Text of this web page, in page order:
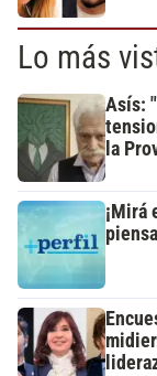
Lo más
Asís:
la
¡Mirá
piensa